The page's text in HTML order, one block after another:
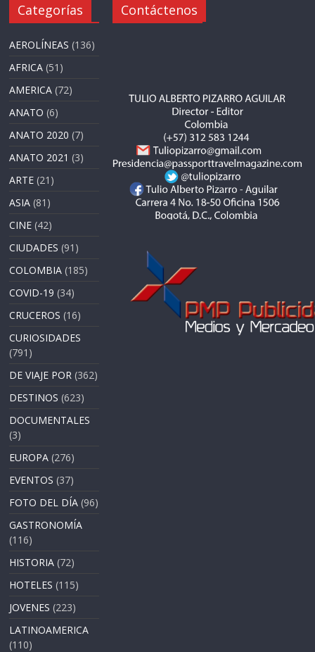
Categorías
AEROLÍNEAS (136)
AFRICA (51)
AMERICA (72)
ANATO (6)
ANATO 2020 (7)
ANATO 2021 (3)
ARTE (21)
ASIA (81)
CINE (42)
CIUDADES (91)
COLOMBIA (185)
COVID-19 (34)
CRUCEROS (16)
CURIOSIDADES
(791)
DE VIAJE POR (362)
DESTINOS (623)
DOCUMENTALES
(3)
EUROPA (276)
EVENTOS (37)
FOTO DEL DÍA (96)
GASTRONOMÍA
(116)
HISTORIA (72)
HOTELES (115)
JOVENES (223)
LATINOAMERICA
(110)
Contáctenos